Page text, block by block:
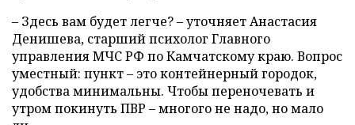
– Здесь вам будет легче? – уточняет Анастасия
Денишева, старший психолог Главного
управления МЧС РФ по Камчатскому краю. Вопрос
уместный: пункт – это контейнерный городок,
удобства минимальны. Чтобы переночевать и
утром покинуть ПВР – многого не надо, но мало